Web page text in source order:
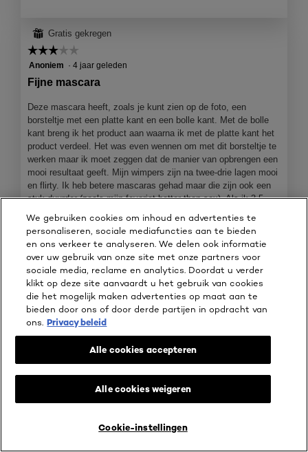
e
g
o
t
o
1
.
d
e
c
t
i
e
o
p
e
j
e
e
e
n
m
o
d
a
a
i
⊞ Gratis gekregen
☆☆☆☆☆
☆☆☆☆☆
3
sterren.
Anoniem · 4 jaar geleden
Fijne mascara
Deze mascara heeft, zoals je kunt zien op de foto, een
borsteltje met een platte kant en een bolle kant. Met de bolle
kant breng ik het product aan waarna ik met de platte kant het
product verdeel. Het was even wennen om met dit borsteltje te
werken maar ik moet zeggen dat de manier van opbrengen een
mooi resultaat geeft. Mijn wimpers zijn na twee-drie lagen mooi
en flirty. Ik heb betere mascaras gehad maar die zijn ook een
stuk duurder (zoals mijn favoriet better than sex). Als ik 3,5
Ontving een geschenk voor deze beoordeling Ja
B
F
LIVE TRY ON
We gebruiken cookies om inhoud en advertenties te
personaliseren, sociale mediafuncties aan te bieden
en ons verkeer te analyseren. We delen ook informatie
over uw gebruik van onze site met onze partners voor
sociale media, reclame en analytics. Doordat u verder
klikt op deze site aanvaardt u het gebruik van cookies
die het mogelijk maken advertenties op maat aan te
bieden door ons of door derde partijen in opdracht van
ons. Privacy beleid
Cookie-instellingen
Alle cookies weigeren
Alle cookies accepteren